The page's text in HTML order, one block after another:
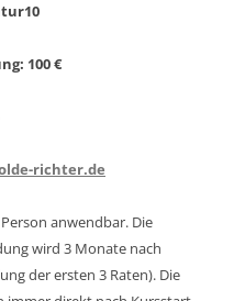
100 €
richter.de
anwendbar. Die
wird 3 Monate nach
der ersten 3 Raten). Die